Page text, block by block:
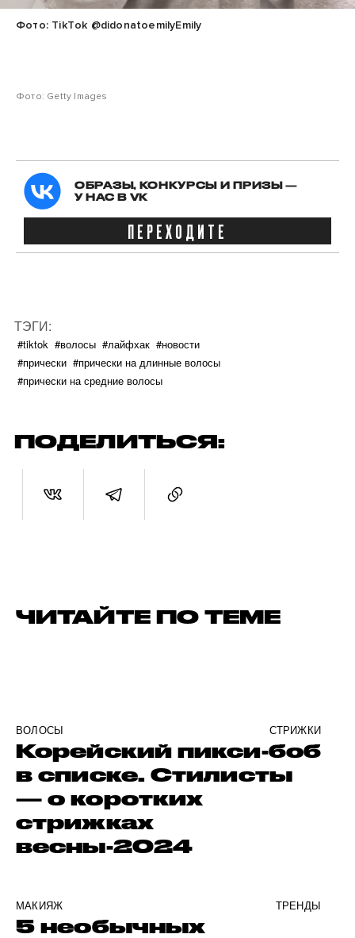
Фото: TikTok @didonatoemilyEmily
Фото: Getty Images
ОБРАЗЫ, КОНКУРСЫ И ПРИЗЫ —
У НАС В VK
ПЕРЕХОДИТЕ
ТЭГИ:
#tiktok #волосы #лайфхак #новости
#прически #прически на длинные волосы
#прически на средние волосы
ПОДЕЛИТЬСЯ:
ЧИТАЙТЕ ПО ТЕМЕ
ВОЛОСЫ СТРИЖКИ
Корейский пикси-боб
в списке. Стилисты
— о коротких
стрижках
весны-2024
МАКИЯЖ ТРЕНДЫ
5 необычных